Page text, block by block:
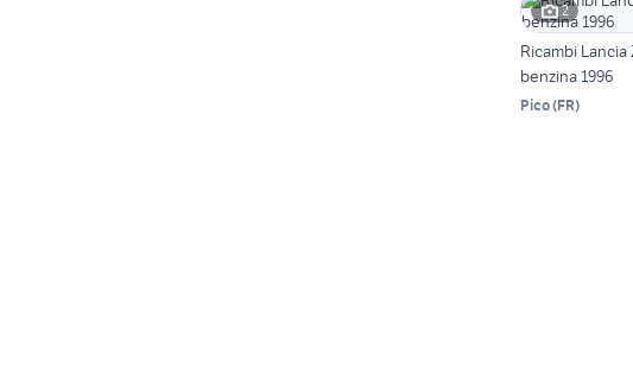
2
Ricambi Lancia
benzina 1996
Pico(FR)